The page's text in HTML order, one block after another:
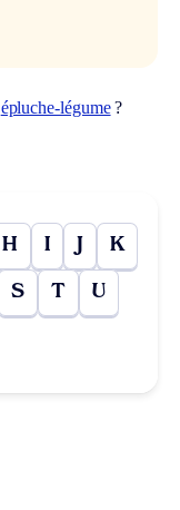
épluche-légume?
H I J K
S T U